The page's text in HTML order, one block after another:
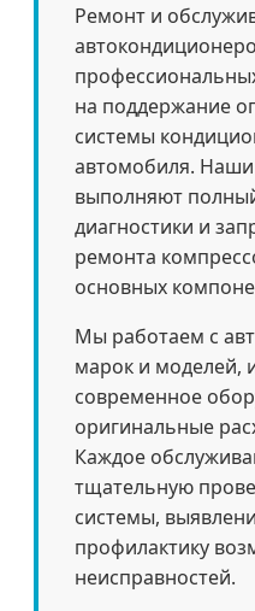
Ремонт и
на поддержание
системы
автомобиля.
выполняют
диагностики и
ремонта
основных
Мы работаем с
марок и моделей,
современное
оригинальные
Каждое
тщательную
системы,
профилактику
неисправностей.